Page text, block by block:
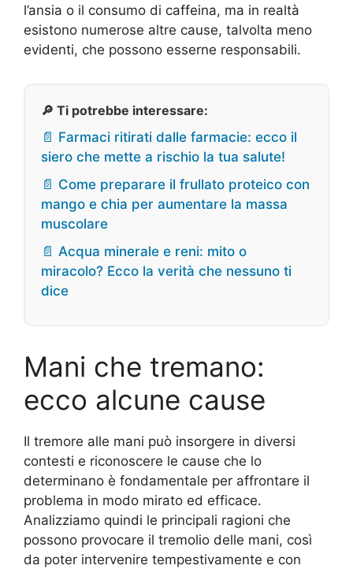
l’ansia o il consumo di caffeina, ma in realtà
esistono numerose altre cause, talvolta meno
evidenti, che possono esserne responsabili.
🔎 Ti potrebbe interessare:
📄 Farmaci ritirati dalle farmacie: ecco il
siero che mette a rischio la tua salute!
📄 Come preparare il frullato proteico con
mango e chia per aumentare la massa
muscolare
📄 Acqua minerale e reni: mito o
miracolo? Ecco la verità che nessuno ti
dice
Mani che tremano:
ecco alcune cause
Il tremore alle mani può insorgere in diversi
contesti e riconoscere le cause che lo
determinano è fondamentale per affrontare il
problema in modo mirato ed efficace.
Analizziamo quindi le principali ragioni che
possono provocare il tremolio delle mani, così
da poter intervenire tempestivamente e con